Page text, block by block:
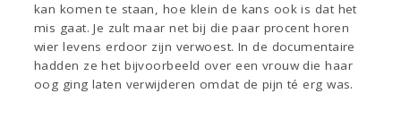
kan komen te staan, hoe klein de kans ook is dat het
mis gaat. Je zult maar net bij die paar procent horen
wier levens erdoor zijn verwoest. In de documentaire
hadden ze het bijvoorbeeld over een vrouw die haar
oog ging laten verwijderen omdat de pijn té erg was.